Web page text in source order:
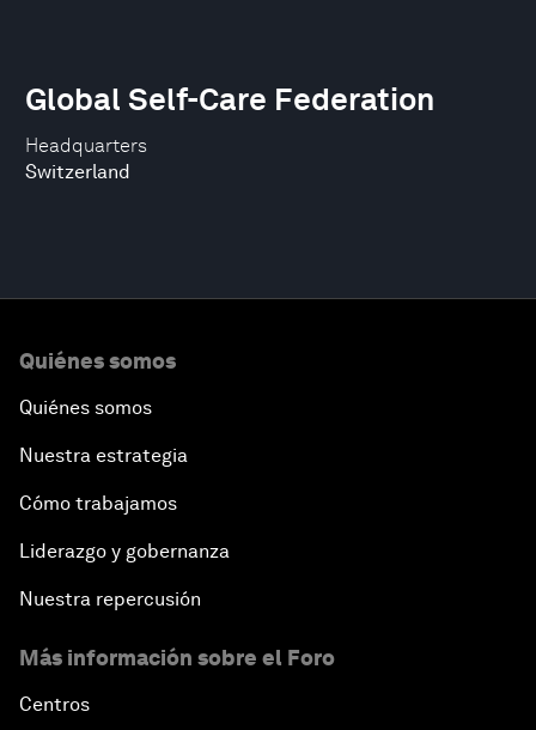
Headquarters
Switzerland
Global Self-Care Federation
Quiénes somos
Quiénes somos
Nuestra estrategia
Cómo trabajamos
Liderazgo y gobernanza
Nuestra repercusión
Más información sobre el Foro
Centros